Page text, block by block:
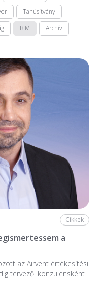
Tanúsítvány
BIM Archív
Cikkek
a
az Airvent értékesítési
tervezői konzulensként